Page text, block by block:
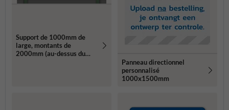
Support de 1000mm de
large, montants de
2000mm (au-dessus du
Panneau directionnel
personnalisé
1000x1500mm